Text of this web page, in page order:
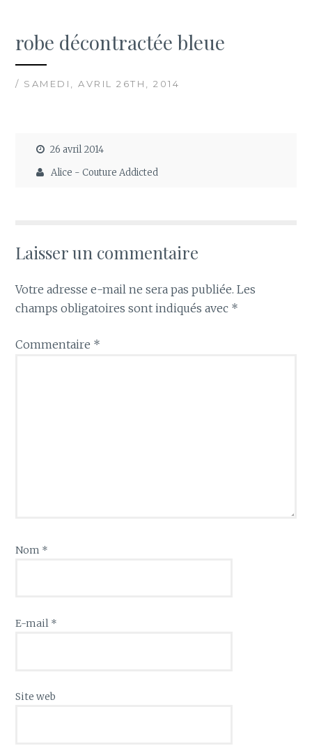
robe décontractée bleue
/ SAMEDI, AVRIL 26TH, 2014
26 avril 2014
Alice - Couture Addicted
Laisser un commentaire
Votre adresse e-mail ne sera pas publiée. Les
champs obligatoires sont indiqués avec *
Commentaire *
Nom *
E-mail *
Site web